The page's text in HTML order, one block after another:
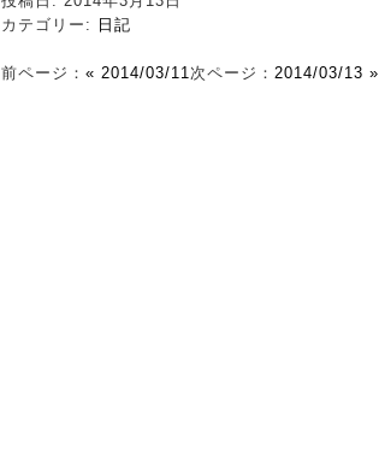
カテゴリー:
日記
前ページ： « 2014/03/11次ページ： 2014/03/13 »